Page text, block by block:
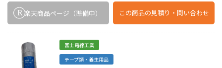
楽天商品ページ （準備中） この商品の見積り・問い合わせ
富士電線工業
テープ類・養生用品